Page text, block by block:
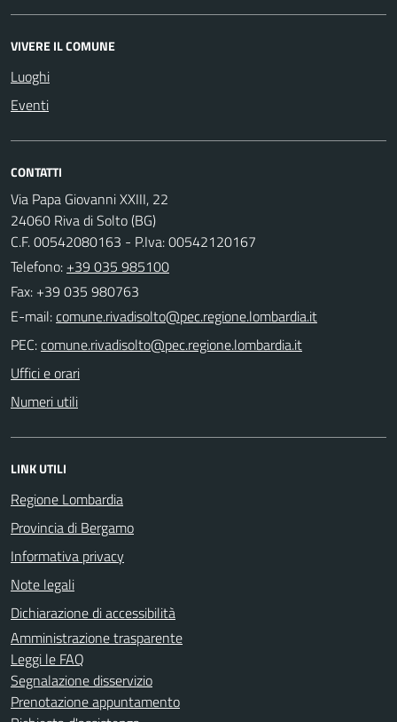
VIVERE IL COMUNE
Luoghi
Eventi
CONTATTI
Via Papa Giovanni XXIII, 22
24060 Riva di Solto (BG)
C.F. 00542080163 - P.Iva: 00542120167
Telefono: +39 035 985100
Fax: +39 035 980763
E-mail:
PEC:
Uffici e orari
Numeri utili
LINK UTILI
Regione Lombardia
Provincia di Bergamo
Informativa privacy
Note legali
Dichiarazione di accessibilità
Amministrazione trasparente
Leggi le FAQ
Segnalazione disservizio
Prenotazione appuntamento